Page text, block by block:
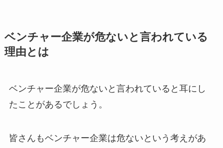
ベンチャー企業が危ないと言われている
理由とは
ベンチャー企業が危ないと言われていると耳にし
たことがあるでしょう。
皆さんもベンチャー企業は危ないという考えがあ